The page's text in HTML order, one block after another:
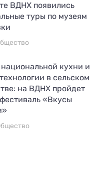
ВДНХ появились
туры по музеям
кухни и
в сельском
на ВДНХ пройдет
«Вкусы